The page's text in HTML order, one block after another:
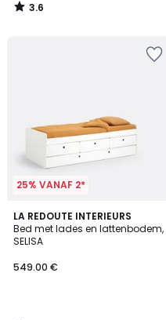
3.6
/
25% VANAF 2*
LA REDOUTE INTERIEURS
Bed met lades en lattenbodem,
SELISA
549.00 €
3.9
/ 5